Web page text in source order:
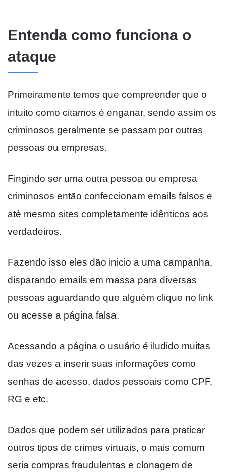
Entenda como funciona o
ataque
Primeiramente temos que compreender que o
intuito como citamos é enganar, sendo assim os
criminosos geralmente se passam por outras
pessoas ou empresas.
Fingindo ser uma outra pessoa ou empresa
criminosos então confeccionam emails falsos e
até mesmo sites completamente idênticos aos
verdadeiros.
Fazendo isso eles dão inicio a uma campanha,
disparando emails em massa para diversas
pessoas aguardando que alguém clique no link
ou acesse a página falsa.
Acessando a página o usuário é iludido muitas
das vezes a inserir suas informações como
senhas de acesso, dados pessoais como CPF,
RG e etc.
Dados que podem ser utilizados para praticar
outros tipos de crimes virtuais, o mais comum
seria compras fraudulentas e clonagem de